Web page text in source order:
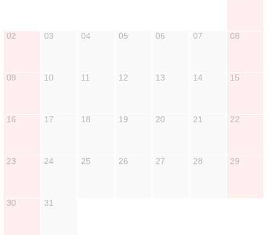
02 03 04 05 06 07 08
09 10 11 12 13 14 15
16 17 18 19 20 21 22
23 24 25 26 27 28 29
30 31